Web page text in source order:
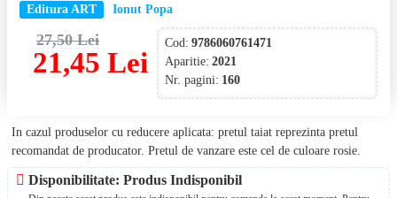
Editura ART
Ionut Popa
21,45 Lei
27,50 Lei Cod: 9786060761471
Aparitie: 2021
Nr. pagini: 160
In cazul produselor cu reducere aplicata: pretul taiat reprezinta pretul
recomandat de producator. Pretul de vanzare este cel de culoare rosie.
Disponibilitate: Produs Indisponibil